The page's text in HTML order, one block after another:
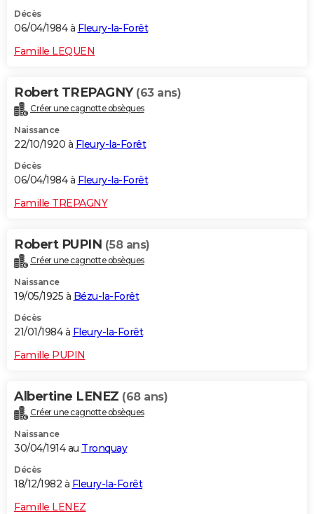
Décès
06/04/1984 à Fleury-la-Forêt
Famille LEQUEN
Robert TREPAGNY (63 ans)
Créer une cagnotte obsèques
Naissance
22/10/1920 à Fleury-la-Forêt
Décès
06/04/1984 à Fleury-la-Forêt
Famille TREPAGNY
Robert PUPIN (58 ans)
Créer une cagnotte obsèques
Naissance
19/05/1925 à Bézu-la-Forêt
Décès
21/01/1984 à Fleury-la-Forêt
Famille PUPIN
Albertine LENEZ (68 ans)
Créer une cagnotte obsèques
Naissance
30/04/1914 au Tronquay
Décès
18/12/1982 à Fleury-la-Forêt
Famille LENEZ